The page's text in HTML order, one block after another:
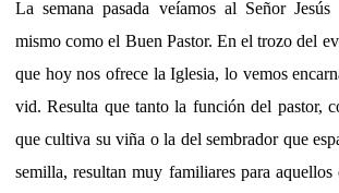
La semana pasada veíamos al Señor Jesús
mismo como el Buen Pastor. En el trozo del
que hoy nos ofrece la Iglesia, lo vemos
vid. Resulta que tanto la función del pastor,
que cultiva su viña o la del sembrador que
semilla, resultan muy familiares para aquellos